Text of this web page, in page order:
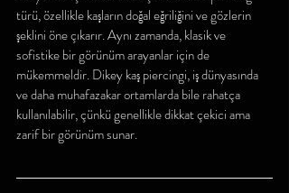
türü, özellikle kaşların doğal eğriliğini ve gözlerin
şeklini öne çıkarır. Aynı zamanda, klasik ve
sofistike bir görünüm arayanlar için de
mükemmeldir. Dikey kaş piercingi, iş dünyasında
ve daha muhafazakar ortamlarda bile rahatça
kullanılabilir, çünkü genellikle dikkat çekici ama
zarif bir görünüm sunar.